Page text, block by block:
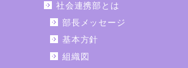
社会連携部とは
部長メッセージ
基本方針
組織図